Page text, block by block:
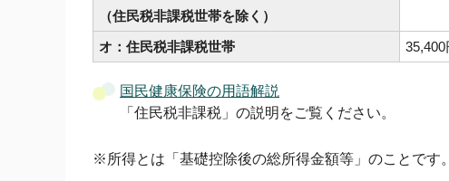
（住民税非課税世帯を除く）
オ：住民税非課税世帯 35,400
国民健康保険の用語解説
「住民税非課税」の説明をご覧ください。
※所得とは「基礎控除後の総所得金額等」のことです